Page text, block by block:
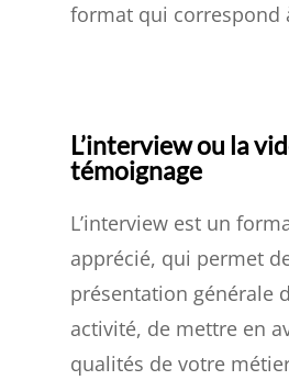
format qui correspond
L’interview ou la
témoignage
L’interview est un
apprécié, qui permet
présentation générale
activité, de mettre en
qualités de votre